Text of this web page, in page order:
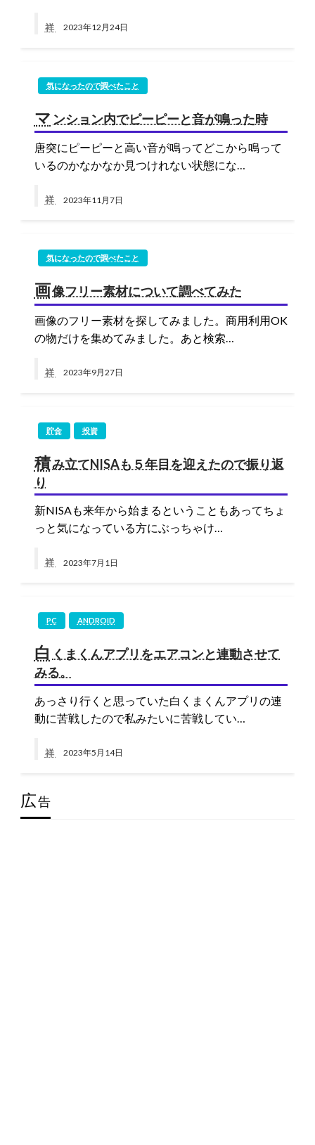
祥 2023年12月24日
気になったので調べたこと
マ ンション内でピーピーと音が鳴った時
唐突にピーピーと高い音が鳴ってどこから鳴って
いるのかなかなか見つけれない状態にな…
祥 2023年11月7日
気になったので調べたこと
画像フリー素材について調べてみた
画像のフリー素材を探してみました。商用利用OK
の物だけを集めてみました。あと検索…
祥 2023年9月27日
貯金 投資
積み立てNISAも５年目を迎えたので振り返
り
新NISAも来年から始まるということもあってちょ
っと気になっている方にぶっちゃけ…
祥 2023年7月1日
PC ANDROID
白 くまくんアプリをエアコンと連動させて
みる。
あっさり行くと思っていた白くまくんアプリの連
動に苦戦したので私みたいに苦戦してい…
祥 2023年5月14日
広告